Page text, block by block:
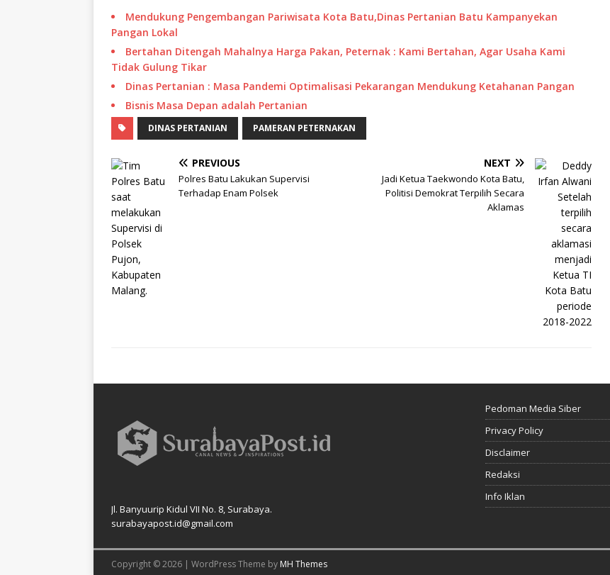
Mendukung Pengembangan Pariwisata Kota Batu,Dinas Pertanian Batu Kampanyekan
Pangan Lokal
Bertahan Ditengah Mahalnya Harga Pakan, Peternak : Kami Bertahan, Agar Usaha Kami
Tidak Gulung Tikar
Dinas Pertanian : Masa Pandemi Optimalisasi Pekarangan Mendukung Ketahanan Pangan
Bisnis Masa Depan adalah Pertanian
DINAS PERTANIAN PAMERAN PETERNAKAN
PREVIOUS
Polres Batu Lakukan Supervisi
Terhadap Enam Polsek
NEXT
Jadi Ketua Taekwondo Kota Batu,
Politisi Demokrat Terpilih Secara
Aklamas
Jl. Banyuurip Kidul VII No. 8, Surabaya.
surabayapost.id@gmail.com
Pedoman Media Siber
Privacy Policy
Disclaimer
Redaksi
Info Iklan
Copyright © 2026 | WordPress Theme by MH Themes